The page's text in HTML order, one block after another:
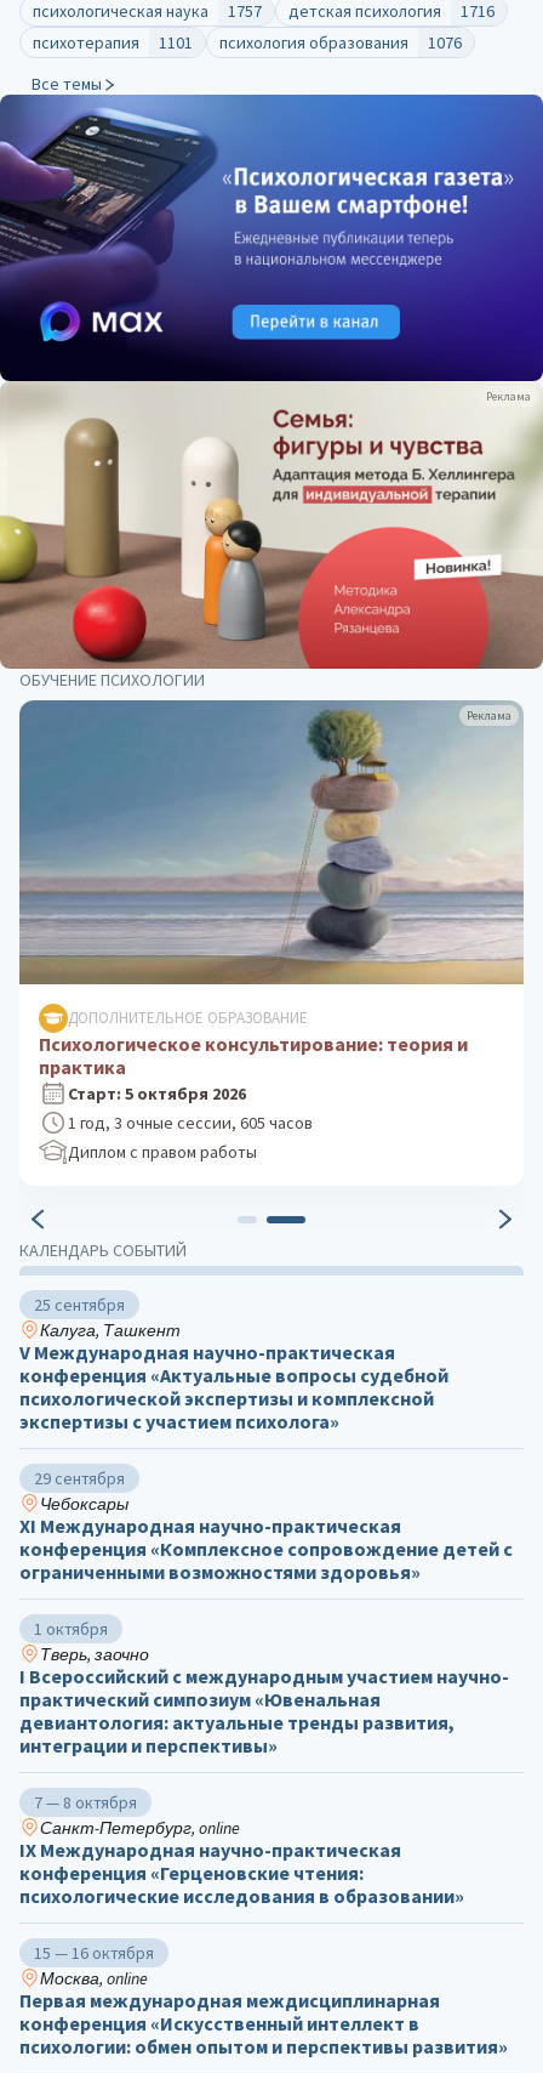
Реклама
психологическая наука 1757 детская психология
1716
психотерапия
1101 психология образования
1076
Все темы
КАЛЕНДАРЬ СОБЫТИЙ
25 сентября
Калуга, Ташкент
V Международная научно-практическая
конференция «Актуальные вопросы судебной
психологической экспертизы и комплексной
экспертизы с участием психолога»
29 сентября
Чебоксары
ХΙ Международная научно-практическая
конференция «Комплексное сопровождение детей с
ограниченными возможностями здоровья»
1 октября
Тверь, заочно
I Всероссийский с международным участием научно-
практический симпозиум «Ювенальная
девиантология: актуальные тренды развития,
интеграции и перспективы»
7 — 8 октября
Санкт-Петербург, online
IX Международная научно-практическая
конференция «Герценовские чтения:
психологические исследования в образовании»
15 — 16 октября
Москва, online
Первая международная междисциплинарная
конференция «Искусственный интеллект в
психологии: обмен опытом и перспективы развития»
ОБУЧЕНИЕ ПСИХОЛОГИИ
Реклама
ДОПОЛНИТЕЛЬНОЕ ОБРАЗОВАНИЕ
Клиническая психология: практика
психологического консультирования
Старт: 24 августа 2026
1 год, 3 очные сессии, 605 часов
Диплом с правом работы